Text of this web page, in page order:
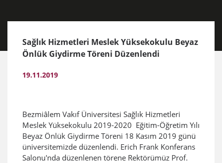
Sağlık Hizmetleri Meslek Yüksekokulu Beyaz
Önlük Giydirme Töreni Düzenlendi
19.11.2019
​​Bezmiâlem Vakıf Üniversitesi Sağlık Hizmetleri
Meslek Yüksekokulu 2019-2020 Eğitim-Öğretim Yılı
Beyaz Önlük Giydirme Töreni 18 Kasım 2019 günü
üniversitemizde düzenlendi. Erich Frank Konferans
Salonu'nda düzenlenen törene Rektörümüz Prof.